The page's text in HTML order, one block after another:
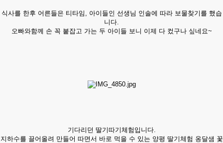
식사를 한후 어른들은 티타임, 아이들인 선생님 인솔에 따라 보물찾기를 했습
니다.
오빠와함께 손 꼭 붙잡고 가는 두 아이들 보니 이제 다 컸구나 싶네요~
기다리던 딸기따기체험입니다.
지하수를 끌어올려 만들어 따면서 바로 먹을 수 있는 양평 딸기체험 옹달샘 꽃